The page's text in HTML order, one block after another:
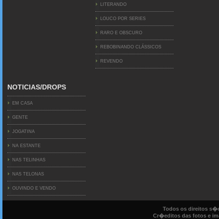
LITERANDO
LOUCO POR SERIES
RARO E OBSCURO
REBOBINANDO CLÁSSICOS
REVENDO
NOTICIAS/DROPS
EM CASA
GENTE
JOGATINA
NA ESTANTE
NAS TELINHAS
NAS TELONAS
OUVINDO E VENDO
Todos os direitos
Cr�editos das fotos e